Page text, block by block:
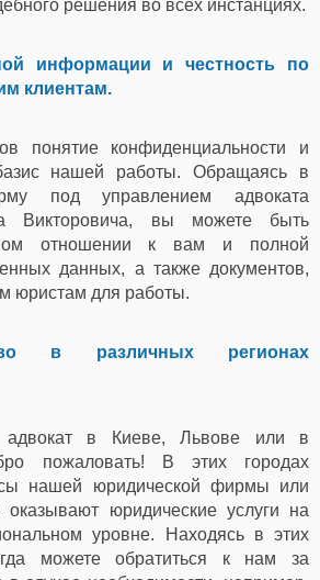
решения во всех инстанциях.
информации и честность по
клиентам.
понятие конфиденциальности и
нашей работы. Обращаясь в
под управлением адвоката
Викторовича, вы можете быть
отношении к вам и полной
данных, а также документов,
юристам для работы.
в различных регионах
в Киеве, Львове или в
пожаловать! В этих городах
нашей юридической фирмы или
оказывают юридические услуги на
уровне. Находясь в этих
можете обратиться к нам за